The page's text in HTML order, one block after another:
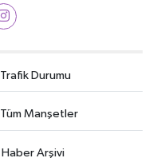
Trafik Durumu
Tüm Manşetler
Haber Arşivi